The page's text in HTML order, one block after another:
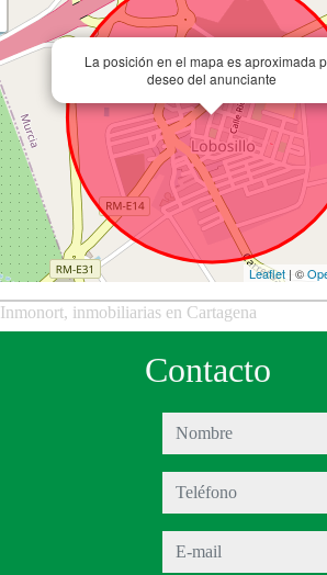
La posición en el mapa es aproximada
deseo del anunciante
Leaflet | ©
Inmonort, inmobiliarias en Cartagena
Contacto
nombre
teléfono
e-mail